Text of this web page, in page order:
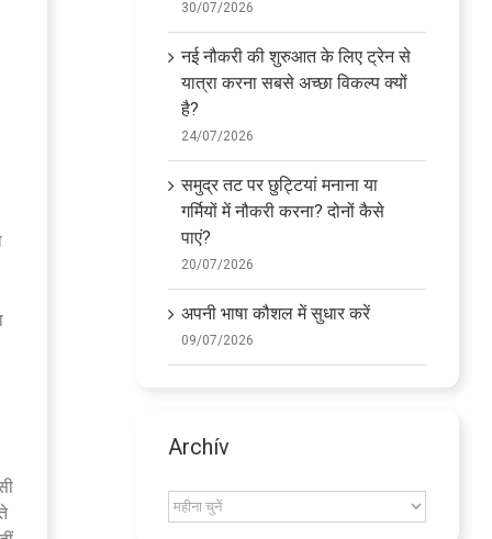
30/07/2026
नई नौकरी की शुरुआत के लिए ट्रेन से
यात्रा करना सबसे अच्छा विकल्प क्यों
है?
24/07/2026
समुद्र तट पर छुट्टियां मनाना या
गर्मियों में नौकरी करना? दोनों कैसे
पाएं?
20/07/2026
अपनी भाषा कौशल में सुधार करें
09/07/2026
Archív
Archív